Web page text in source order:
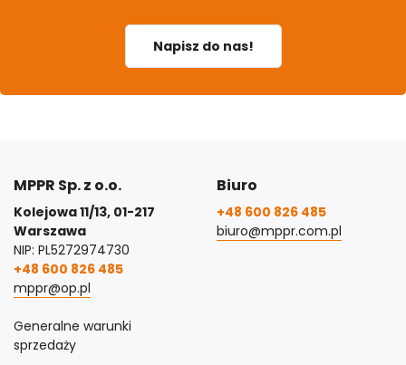
Napisz do nas!
MPPR Sp. z o.o.
Kolejowa 11/13, 01-217
Warszawa
NIP: PL5272974730
+48 600 826 485
mppr@op.pl
Generalne warunki
sprzedaży
Biuro
+48 600 826 485
biuro@mppr.com.pl